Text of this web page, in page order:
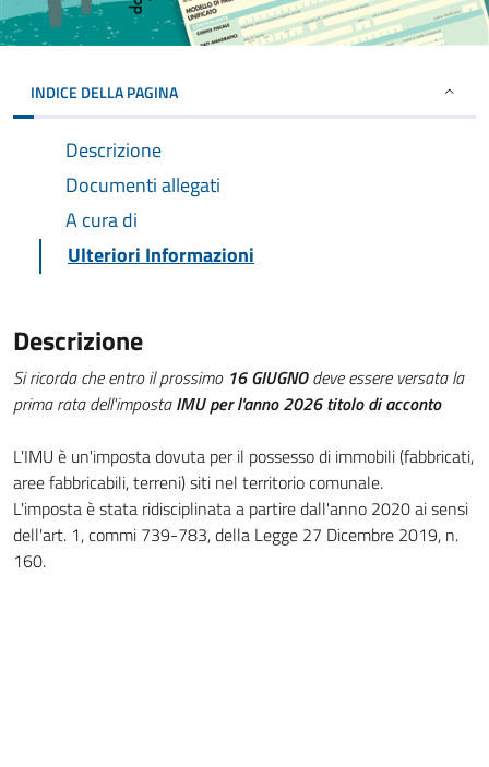
INDICE DELLA PAGINA
Descrizione
Documenti allegati
A cura di
Ulteriori Informazioni
Descrizione
Si ricorda che entro il prossimo 16 GIUGNOdeve essere versata la
prima rata dell'impostaIMU per l'anno 2026 titolo di acconto
L'IMU è un'imposta dovuta per il possesso di immobili (fabbricati,
aree fabbricabili, terreni) siti nel territorio comunale.
L'imposta è stata ridisciplinata a partire dall'anno 2020 ai sensi
dell'art. 1, commi 739-783, della Legge 27 Dicembre 2019, n.
160.